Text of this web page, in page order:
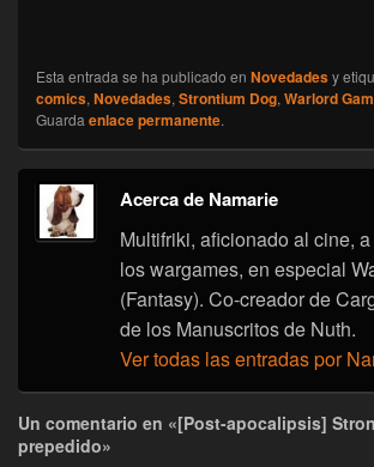
Esta entrada se ha publicado en Novedadesy
comics, Novedades, Strontium Dog, Warlord
Guarda enlace permanente.
Acerca de Namarie
Multifriki, aficionado al cine,
los wargames, en especial
(Fantasy). Co-creador de
de los Manuscritos de Nuth.
Ver todas las entradas por
Un comentario en «[Post-apocalipsis]
prepedido»